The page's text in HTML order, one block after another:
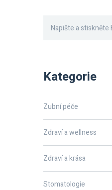
Kategorie
Zubní péče
Zdraví a wellness
Zdraví a krása
Stomatologie